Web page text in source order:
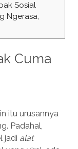
Sosial
Ngerasa,
Cuma
itu urusannya
Padahal,
jadi alat